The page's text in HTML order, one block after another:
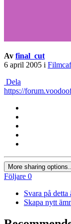
Av final_cut
6 april 2005 i
Dela
https://
More sharing
Följare 0
Svara på detta
Skapa nytt